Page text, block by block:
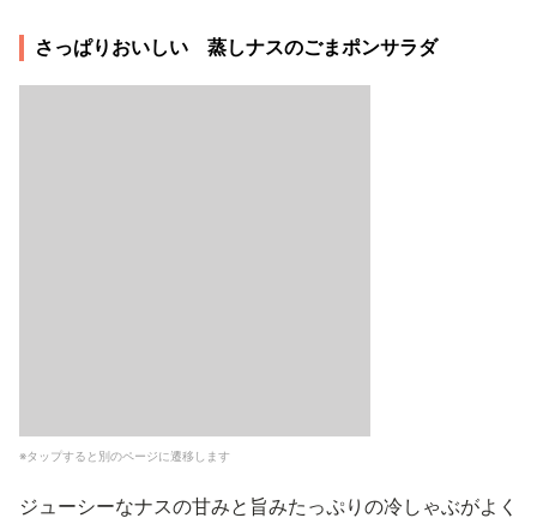
さっぱりおいしい 蒸しナスのごまポンサラダ
※タップすると別のページに遷移します
ジューシーなナスの甘みと旨みたっぷりの冷しゃぶがよく